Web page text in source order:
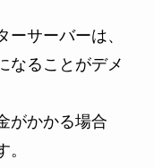
サーバーは、
なることがデメ
がかかる場合